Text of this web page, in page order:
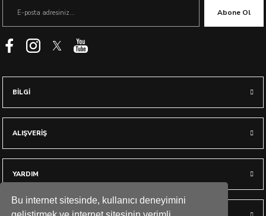
Bu internet sitesinde, kullanıcı deneyimini
Abone Ol
BİLGİ
ALIŞVERİŞ
YARDIM